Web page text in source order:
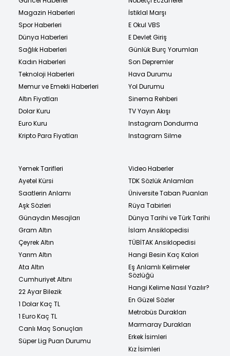
Magazin Haberleri
Spor Haberleri
Dünya Haberleri
Sağlık Haberleri
Kadın Haberleri
Teknoloji Haberleri
Memur ve Emekli Haberleri
Altın Fiyatları
Dolar Kuru
Euro Kuru
Kripto Para Fiyatları
İstiklal Marşı
E Okul VBS
E Devlet Giriş
Günlük Burç Yorumları
Son Depremler
Hava Durumu
Yol Durumu
Sinema Rehberi
TV Yayın Akışı
Instagram Dondurma
Instagram Silme
Yemek Tarifleri
Ayetel Kürsi
Saatlerin Anlamı
Aşk Sözleri
Günaydın Mesajları
Gram Altın
Çeyrek Altın
Yarım Altın
Ata Altın
Cumhuriyet Altını
22 Ayar Bilezik
1 Dolar Kaç TL
1 Euro Kaç TL
Canlı Maç Sonuçları
Süper Lig Puan Durumu
Video Haberler
TDK Sözlük Anlamları
Üniversite Taban Puanları
Rüya Tabirleri
Dünya Tarihi ve Türk Tarihi
İslam Ansiklopedisi
TÜBİTAK Ansiklopedisi
Hangi Besin Kaç Kalori
Eş Anlamlı Kelimeler
Sözlüğü
Hangi Kelime Nasıl Yazılır?
En Güzel Sözler
Metrobüs Durakları
Marmaray Durakları
Erkek İsimleri
Kız İsimleri